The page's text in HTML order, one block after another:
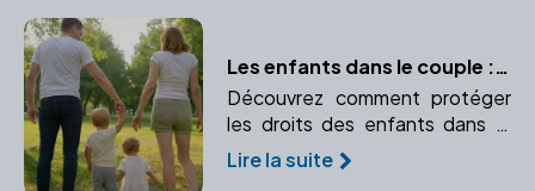
Les enfants dans le couple : protéger leurs intérêts avec un notaire
Découvrez comment protéger
les droits des enfants dans le
couple avec l'aide d'un notaire.
Anticipez et organisez leur
Lire la suite